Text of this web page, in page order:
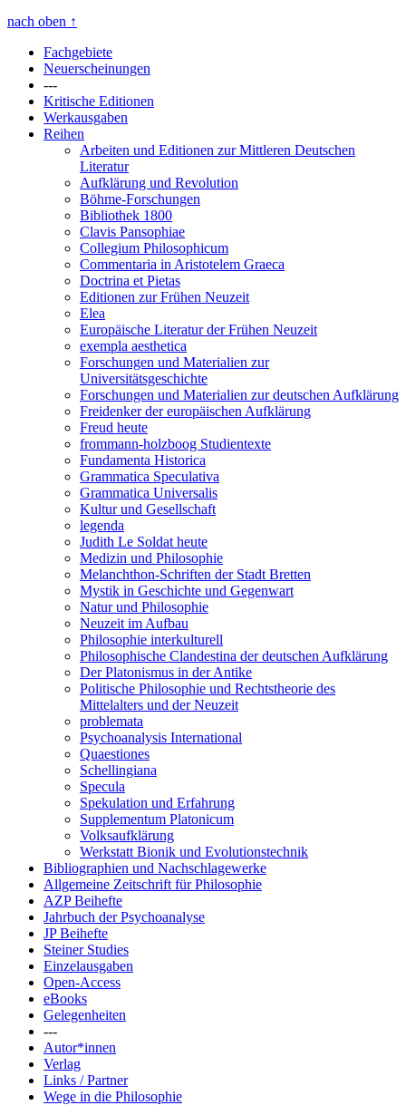
nach oben ↑
Fachgebiete
Neuerscheinungen
---
Kritische Editionen
Werkausgaben
Reihen
Arbeiten und Editionen zur Mittleren Deutschen
Literatur
Aufklärung und Revolution
Böhme-Forschungen
Bibliothek 1800
Clavis Pansophiae
Collegium Philosophicum
Commentaria in Aristotelem Graeca
Doctrina et Pietas
Editionen zur Frühen Neuzeit
Elea
Europäische Literatur der Frühen Neuzeit
exempla aesthetica
Forschungen und Materialien zur
Universitätsgeschichte
Forschungen und Materialien zur deutschen Aufklärung
Freidenker der europäischen Aufklärung
Freud heute
frommann-holzboog Studientexte
Fundamenta Historica
Grammatica Speculativa
Grammatica Universalis
Kultur und Gesellschaft
legenda
Judith Le Soldat heute
Medizin und Philosophie
Melanchthon-Schriften der Stadt Bretten
Mystik in Geschichte und Gegenwart
Natur und Philosophie
Neuzeit im Aufbau
Philosophie interkulturell
Philosophische Clandestina der deutschen Aufklärung
Der Platonismus in der Antike
Politische Philosophie und Rechtstheorie des
Mittelalters und der Neuzeit
problemata
Psychoanalysis International
Quaestiones
Schellingiana
Specula
Spekulation und Erfahrung
Supplementum Platonicum
Volksaufklärung
Werkstatt Bionik und Evolutionstechnik
Bibliographien und Nachschlagewerke
Allgemeine Zeitschrift für Philosophie
AZP Beihefte
Jahrbuch der Psychoanalyse
JP Beihefte
Steiner Studies
Einzelausgaben
Open-Access
eBooks
Gelegenheiten
---
Autor*innen
Verlag
Links / Partner
Wege in die Philosophie